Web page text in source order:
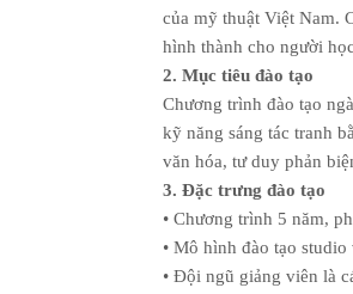
của mỹ thuật Việt Nam.
hình thành cho người
2. Mục tiêu đào tạo
Chương trình đào tạo
kỹ năng sáng tác tranh
văn hóa, tư duy phản
3. Đặc trưng đào tạo
• Chương trình 5 năm,
• Mô hình đào tạo
• Đội ngũ giảng viên là